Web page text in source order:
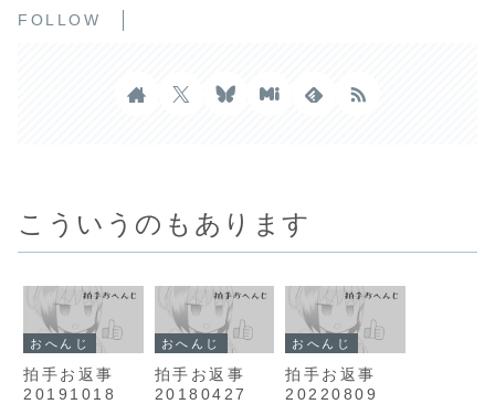
FOLLOW
こういうのもあります
おへんじ
拍手お返事
20191018
おへんじ
拍手お返事
20180427
おへんじ
拍手お返事
20220809